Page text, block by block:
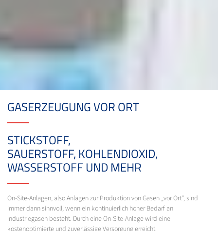
GASERZEUGUNG VOR ORT
STICKSTOFF,
SAUERSTOFF, KOHLENDIOXID,
WASSERSTOFF UND MEHR
On-Site-Anlagen, also Anlagen zur Produktion von Gasen „vor Ort", sind
immer dann sinnvoll, wenn ein kontinuierlich hoher Bedarf an
Industriegasen besteht. Durch eine On-Site-Anlage wird eine